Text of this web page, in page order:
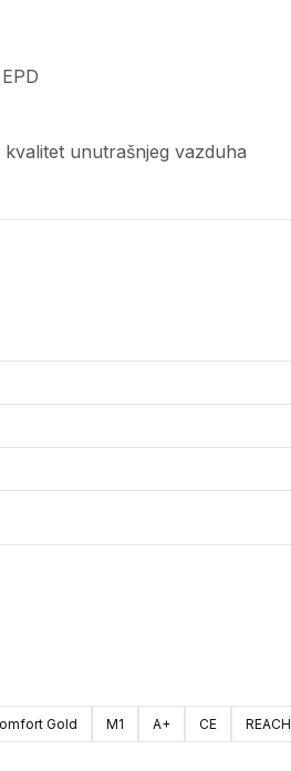
unutrašnjeg vazduha
Gold M1 A+ CE REACH